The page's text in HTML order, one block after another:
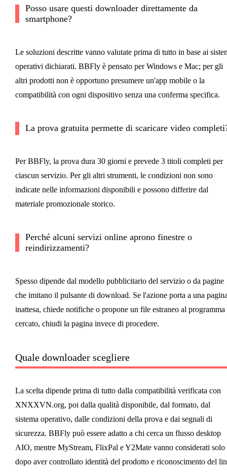
Posso usare questi downloader direttamente da
smartphone?
Le soluzioni descritte vanno valutate prima di tutto in base ai
operativi dichiarati. BBFly è pensato per Windows e Mac; per gli
altri prodotti non è opportuno presumere un'app mobile o la
compatibilità con ogni dispositivo senza una conferma specifica.
La prova gratuita permette di scaricare video
Per BBFly, la prova dura 30 giorni e prevede 3 titoli completi per
ciascun servizio. Per gli altri strumenti, le condizioni non sono
indicate nelle informazioni disponibili e possono differire dal
materiale promozionale storico.
Perché alcuni servizi online aprono finestre o
reindirizzamenti?
Spesso dipende dal modello pubblicitario del servizio o da pagine
che imitano il pulsante di download. Se l'azione porta a una
inattesa, chiede notifiche o propone un file estraneo al programma
cercato, chiudi la pagina invece di procedere.
Quale downloader scegliere
La scelta dipende prima di tutto dalla compatibilità verificata con
XNXXVN.org, poi dalla qualità disponibile, dal formato, dal
sistema operativo, dalle condizioni della prova e dai segnali di
sicurezza. BBFly può essere adatto a chi cerca un flusso desktop
AIO, mentre MyStream, FlixPal e Y2Mate vanno considerati solo
dopo aver controllato identità del prodotto e riconoscimento del